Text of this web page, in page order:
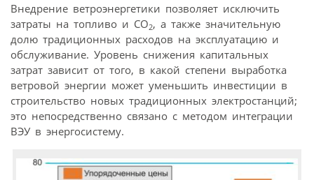
Внедрение ветроэнергетики позволяет исключить
затраты на топливо и CO2, а также значительную
долю традиционных расходов на эксплуатацию и
обслуживание. Уровень снижения капитальных
затрат зависит от того, в какой степени выработка
ветровой энергии может уменьшить инвестиции в
строительство новых традиционных электростанций;
это непосредственно связано с методом интеграции
ВЭУ в энергосистему.